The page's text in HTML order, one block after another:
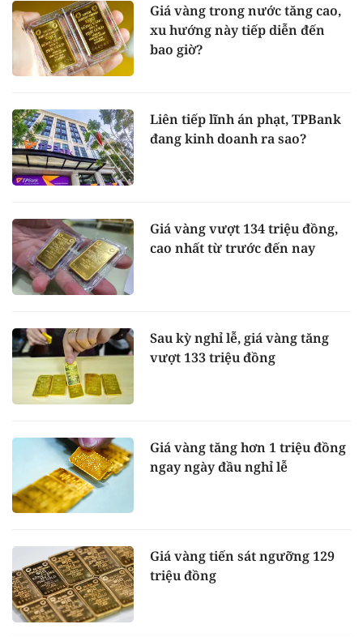
Giá vàng trong nước tăng cao,
xu hướng này tiếp diễn đến
bao giờ?
Liên tiếp lĩnh án phạt, TPBank
đang kinh doanh ra sao?
Giá vàng vượt 134 triệu đồng,
cao nhất từ trước đến nay
Sau kỳ nghỉ lễ, giá vàng tăng
vượt 133 triệu đồng
Giá vàng tăng hơn 1 triệu đồng
ngay ngày đầu nghỉ lễ
Giá vàng tiến sát ngưỡng 129
triệu đồng